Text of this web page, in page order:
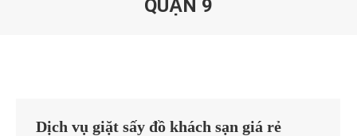
QUẬN 9
Dịch vụ giặt sấy đồ khách sạn giá rẻ